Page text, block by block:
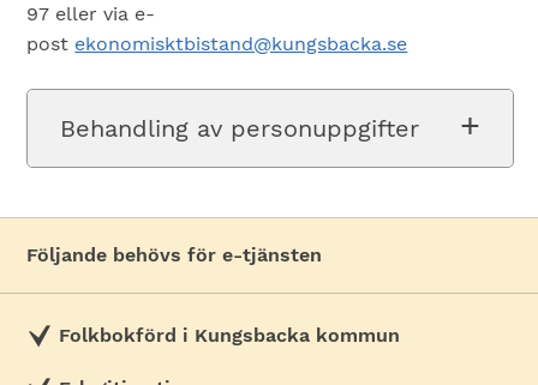
97 eller via e-
post ekonomisktbistand@kungsbacka.se
Behandling av personuppgifter
Följande behövs för e-tjänsten
Folkbokförd i Kungsbacka kommun